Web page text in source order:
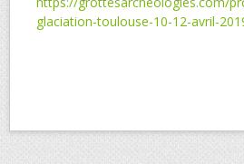
glaciation-toulouse-10-12-avril-